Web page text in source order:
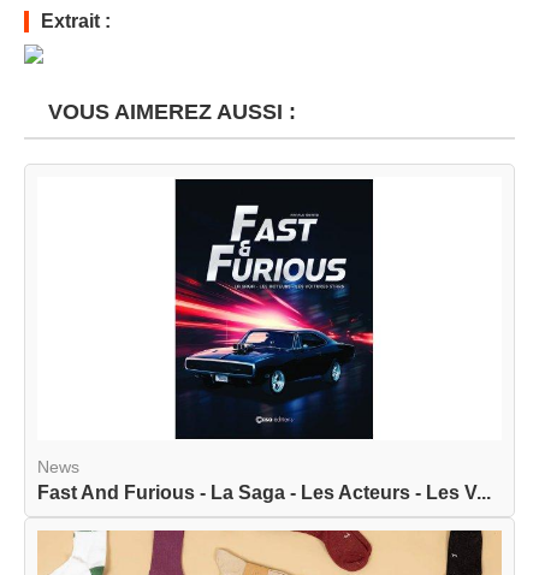
Extrait :
VOUS AIMEREZ AUSSI :
News
Fast And Furious - La Saga - Les Acteurs - Les V...